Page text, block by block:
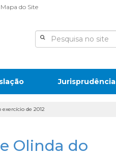
Mapa do Site
Jurisprudência
de 2012
Olinda do